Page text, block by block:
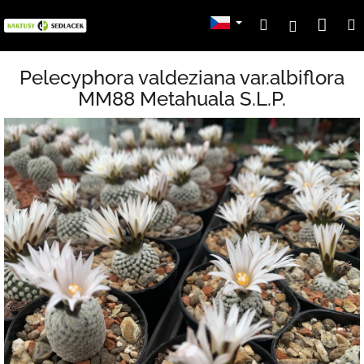
na
HledatPřihlášení
Pelecyphora valdeziana var.albiflora
MM88 Metahuala S.L.P.